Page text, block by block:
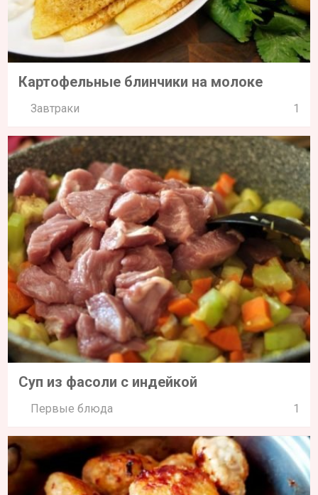
Картофельные блинчики на молоке
Завтраки 1
Суп из фасоли с индейкой
Первые блюда 1